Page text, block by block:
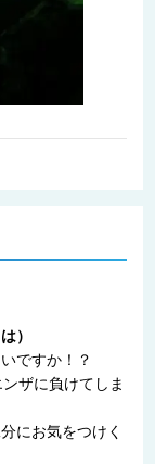
）
ですか！？
ザに負けてしま
にお気をつけく